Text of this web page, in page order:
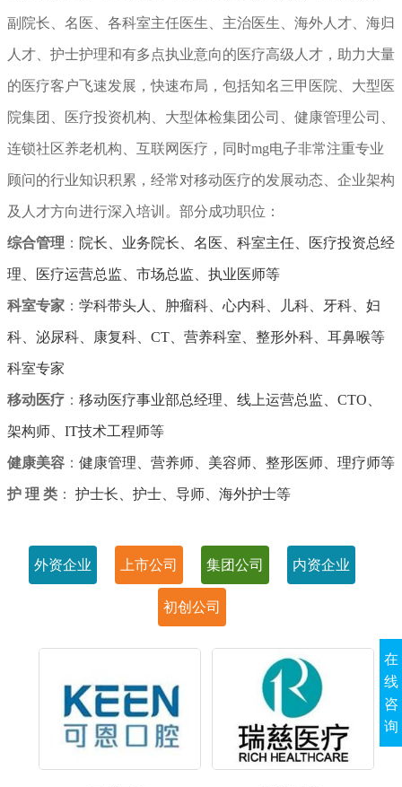
副院长、名医、各科室主任医生、主治医生、 海外人才、海归
人才、护士护理和有多点执业意向的医疗高级人才，助力大量
的医疗客户飞速发展，快速布局，包括知名三甲医院、大型医
院集团、医疗投资机构、大型体检集团公司、健康管理公司、
连锁社区养老机构、互联网医疗，同时mg电子非常注重专业
顾问的行业知识积累，经常对移动医疗的发展动态、企业架构
及人才方向进行深入培训。部分成功职位：
综合管理 ： 院长、业务院长、名医、科室主任、医疗投资总经
理、医疗运营总监、市场总监、执业医师等
科室专家 ： 学科带头人、 肿瘤科、心内科、儿科、牙科、妇
科、泌尿科、康复科、CT、营养科室、整形外科、耳鼻喉等
科室专家
移动医疗 ： 移动医疗事业部总经理、线上运营总监、CTO、
架构师、IT技术工程师等
健康美容 ： 健康管理、营养师、美容师、整形医师、理疗师等
护 理 类 ： 护士长 、护士、导师、海外护士等
外资企业 上市公司 集团公司 内资企业
初创公司
在
线
咨
询